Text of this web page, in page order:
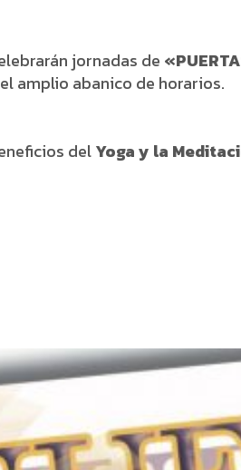
jornadas de
amplio abanico de horarios.
delYoga y la